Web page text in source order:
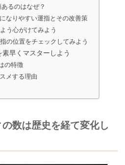
るのはなぜ？
なりやすい運指とその改善策
う心がけてみよう
の位置をチェックしてみよう
早くマスターしよう
の特徴
メする理由
数は歴史を経て変化し